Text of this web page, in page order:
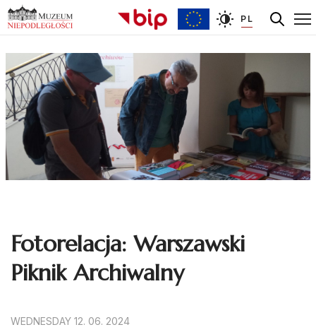
PL
Fotorelacja: Warszawski
Piknik Archiwalny
WEDNESDAY 12. 06. 2024